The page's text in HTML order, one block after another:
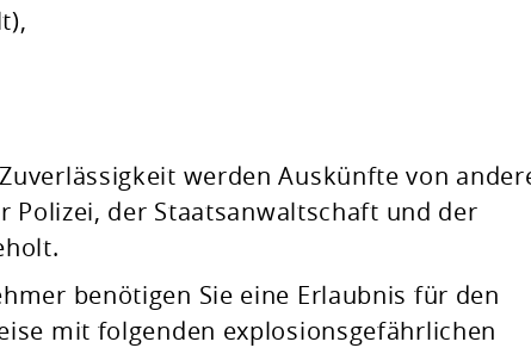
werden Auskünfte von
Polizei, der Staatsanwaltschaft und der
benötigen Sie eine Erlaubnis für den
mit folgenden explosionsgefährlichen